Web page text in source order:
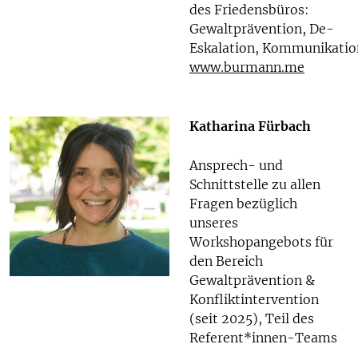
des Friedensbüros:
Gewaltprävention, De-
Eskalation,
www.burmann.me
Katharina Fürbach
Ansprech- und
Schnittstelle zu allen
Fragen bezüglich
unseres
Workshopangebots für
den Bereich
Gewaltprävention &
Konfliktintervention
(seit 2025), Teil des
Referent*innen-Teams